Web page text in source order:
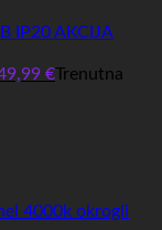
IP20 AKCIJA
€Trenutna
4000k okrogli